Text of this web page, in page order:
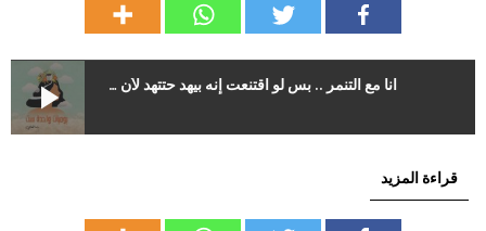
play_arrow أنا مع التنمر .. بس لو اقتنعت إنه بيهد حتتهد لأن العيوب أصل الاكتمال – يوميات واحدة ست
قراءة المزيد